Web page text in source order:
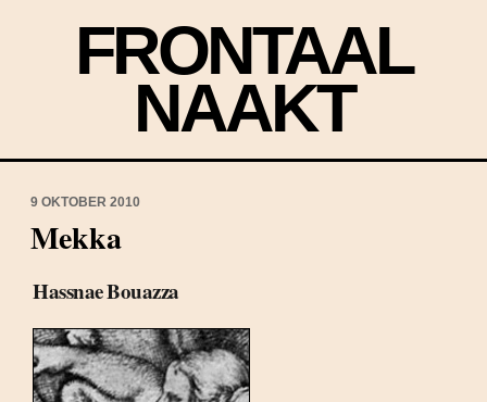
FRONTAAL
NAAKT
9 OKTOBER 2010
Mekka
Hassnae Bouazza